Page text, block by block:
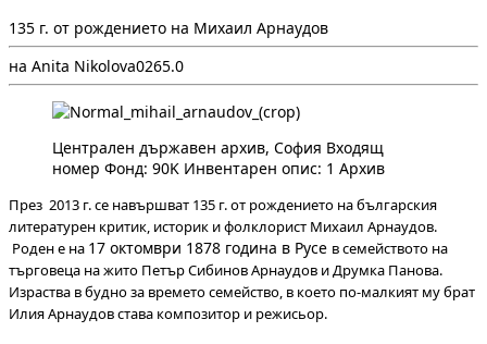
135 г. от рождението на Михаил Арнаудов
на Anita Nikolova0265.0
Централен държавен архив, София Входящ
номер Фонд: 90K Инвентарен опис: 1 Архив
През 2013 г. се навършват 135 г. от рождението на българския
литературен критик, историк и фолклорист Михаил Арнаудов.
Роден е на 17 октомври 1878 година в Русе в семейството на
търговеца на жито Петър Сибинов Арнаудов и Друмка Панова.
Израства в будно за времето семейство, в което по-малкият му брат
Илия Арнаудов става композитор и режисьор.